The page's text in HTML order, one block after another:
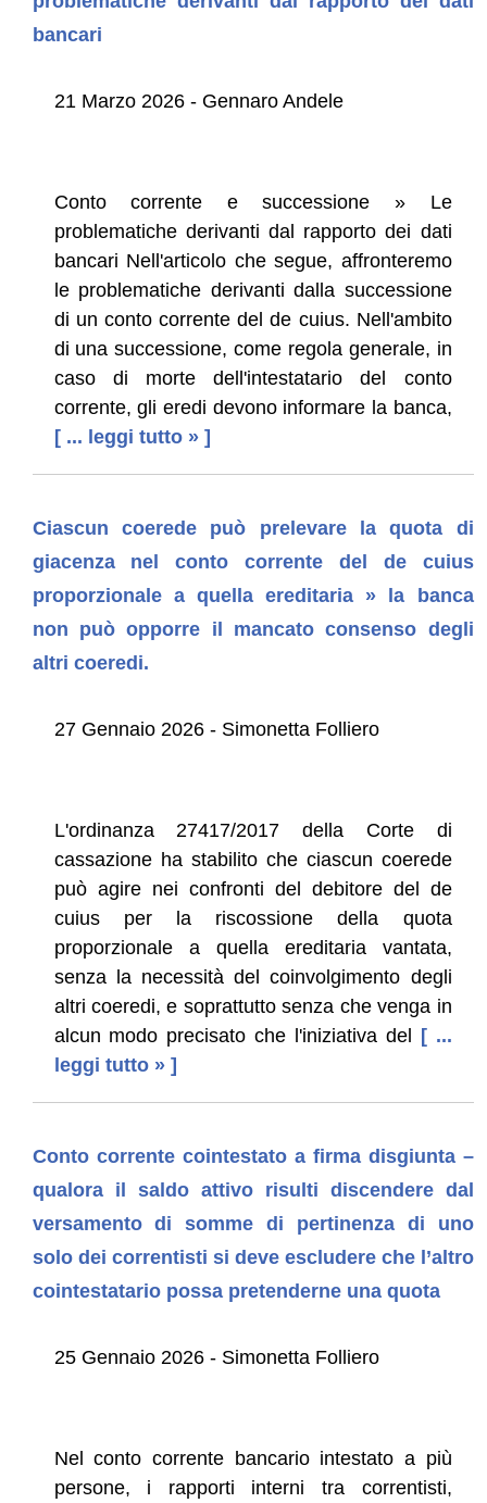
bancari
21 Marzo 2026 - Gennaro Andele
Conto corrente e successione » Le
problematiche derivanti dal rapporto dei dati
bancari Nell'articolo che segue, affronteremo
le problematiche derivanti dalla successione
di un conto corrente del de cuius. Nell'ambito
di una successione, come regola generale, in
caso di morte dell'intestatario del conto
corrente, gli eredi devono informare la banca,
[ ... leggi tutto » ]
Ciascun coerede può prelevare la quota di
giacenza nel conto corrente del de cuius
proporzionale a quella ereditaria » la banca
non può opporre il mancato consenso degli
altri coeredi.
27 Gennaio 2026 - Simonetta Folliero
L'ordinanza 27417/2017 della Corte di
cassazione ha stabilito che ciascun coerede
può agire nei confronti del debitore del de
cuius per la riscossione della quota
proporzionale a quella ereditaria vantata,
senza la necessità del coinvolgimento degli
altri coeredi, e soprattutto senza che venga in
alcun modo precisato che l'iniziativa del [ ...
leggi tutto » ]
Conto corrente cointestato a firma disgiunta –
qualora il saldo attivo risulti discendere dal
versamento di somme di pertinenza di uno
solo dei correntisti si deve escludere che l’altro
cointestatario possa pretenderne una quota
25 Gennaio 2026 - Simonetta Folliero
Nel conto corrente bancario intestato a più
persone, i rapporti interni tra correntisti,